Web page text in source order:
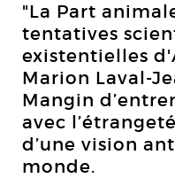
"La Part
tentatives
existentielles
Marion Laval-
Mangin
avec
d’une vision
monde.